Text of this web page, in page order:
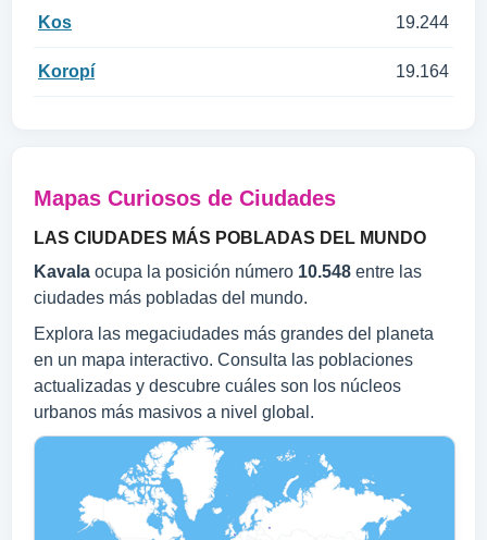
Kos 19.244
Koropí 19.164
Mapas Curiosos de Ciudades
LAS CIUDADES MÁS POBLADAS DEL MUNDO
Kavala ocupa la posición número 10.548 entre las
ciudades más pobladas del mundo.
Explora las megaciudades más grandes del planeta
en un mapa interactivo. Consulta las poblaciones
actualizadas y descubre cuáles son los núcleos
urbanos más masivos a nivel global.